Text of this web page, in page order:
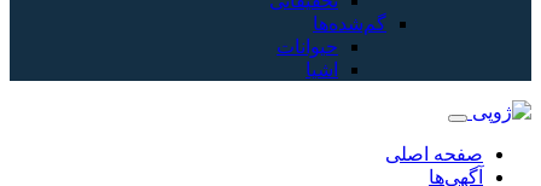
گم‌شده‌ها
حیوانات
اشیا
صفحه اصلی
آگهی‌ها